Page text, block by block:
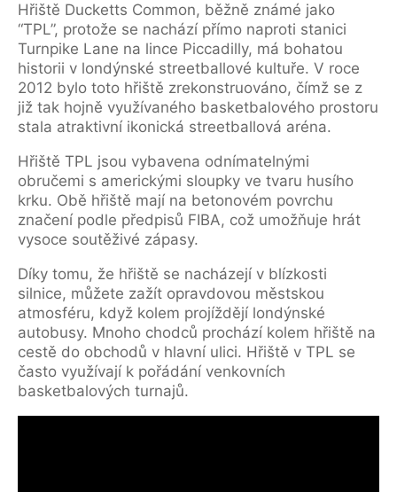
Hřiště Ducketts Common, běžně známé jako
“TPL”, protože se nachází přímo naproti stanici
Turnpike Lane na lince Piccadilly, má bohatou
historii v londýnské streetballové kultuře. V roce
2012 bylo toto hřiště zrekonstruováno, čímž se z
již tak hojně využívaného basketbalového prostoru
stala atraktivní ikonická streetballová aréna.
Hřiště TPL jsou vybavena odnímatelnými
obručemi s americkými sloupky ve tvaru husího
krku. Obě hřiště mají na betonovém povrchu
značení podle předpisů FIBA, což umožňuje hrát
vysoce soutěživé zápasy.
Díky tomu, že hřiště se nacházejí v blízkosti
silnice, můžete zažít opravdovou městskou
atmosféru, když kolem projíždějí londýnské
autobusy. Mnoho chodců prochází kolem hřiště na
cestě do obchodů v hlavní ulici. Hřiště v TPL se
často využívají k pořádání venkovních
basketbalových turnajů.